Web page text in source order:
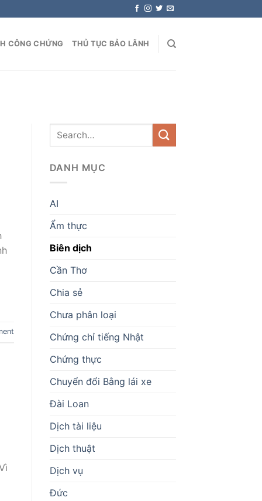
CÔNG CHỨNG THỦ TỤC BẢO LÃNH
DANH MỤC
AI
Ẩm thực
Biên dịch
Cần Thơ
Chia sẻ
Chưa phân loại
Chứng chỉ tiếng Nhật
Chứng thực
Chuyển đổi Bằng lái xe
Đài Loan
Dịch tài liệu
Dịch thuật
Dịch vụ
Đức